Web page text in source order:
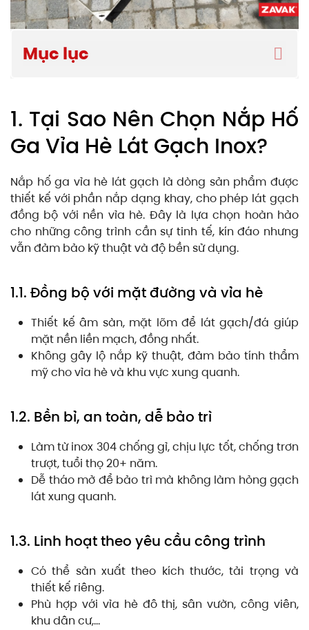
Mục lục
1. Tại Sao Nên Chọn Nắp Hố
Ga Vỉa Hè Lát Gạch Inox?
Nắp hố ga vỉa hè lát gạch là dòng sản phẩm được
thiết kế với phần nắp dạng khay, cho phép lát gạch
đồng bộ với nền vỉa hè. Đây là lựa chọn hoàn hảo
cho những công trình cần sự tinh tế, kín đáo nhưng
vẫn đảm bảo kỹ thuật và độ bền sử dụng.
1.1. Đồng bộ với mặt đường và vỉa hè
Thiết kế âm sàn, mặt lõm để lát gạch/đá giúp
mặt nền liền mạch, đồng nhất.
Không gây lộ nắp kỹ thuật, đảm bảo tính thẩm
mỹ cho vỉa hè và khu vực xung quanh.
1.2. Bền bỉ, an toàn, dễ bảo trì
Làm từ inox 304 chống gỉ, chịu lực tốt, chống trơn
trượt, tuổi thọ 20+ năm.
Dễ tháo mở để bảo trì mà không làm hỏng gạch
lát xung quanh.
1.3. Linh hoạt theo yêu cầu công trình
Có thể sản xuất theo kích thước, tải trọng và
thiết kế riêng.
Phù hợp với vỉa hè đô thị, sân vườn, công viên,
khu dân cư,…